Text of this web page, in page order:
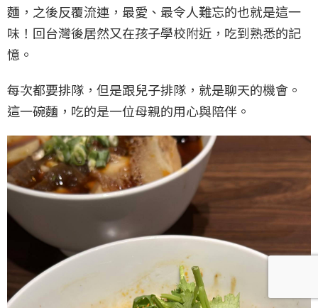
麵，之後反覆流連，最愛、最令人難忘的也就是這一
味！回台灣後居然又在孩子學校附近，吃到熟悉的記
憶。
每次都要排隊，但是跟兒子排隊，就是聊天的機會。
這一碗麵，吃的是一位母親的用心與陪伴。